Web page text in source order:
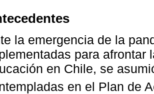
la emergencia de la
para afrontar
en Chile, se
en el Plan de